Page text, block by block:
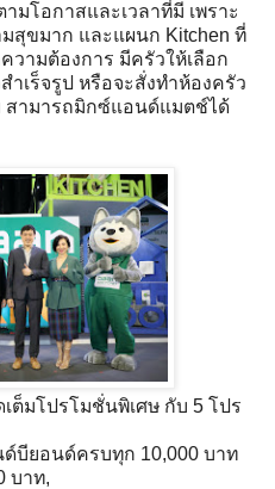
มโอกาสและเวลาที่มี เพราะ
สุขมาก และแผนก Kitchen ที่
ามต้องการ มีครัวให้เลือก
เร็จรูป หรือจะสั่งทำห้องครัว
สามารถมิกซ์แอนด์แมตช์ได้
เต็มโปรโมชั่นพิเศษ กับ 5 โปร
บียอนด์ครบทุก 10,000 บาท
บาท,